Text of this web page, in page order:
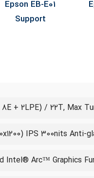
i-SENSYS
MF465dw
+ 2LPE) / 22T, Max
Intel® Arc™ Graphics